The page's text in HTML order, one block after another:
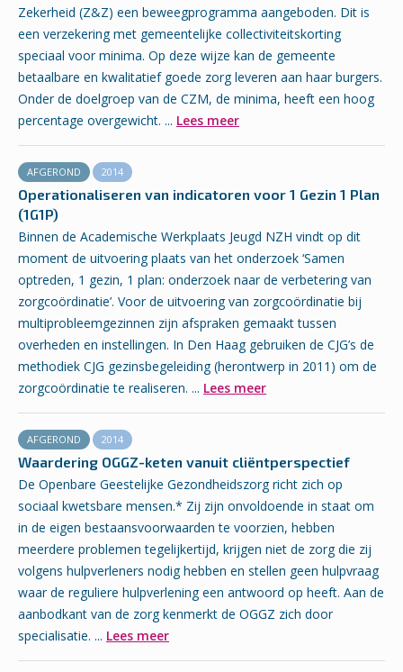
Zekerheid (Z&Z) een beweegprogramma aangeboden. Dit is
een verzekering met gemeentelijke collectiviteitskorting
speciaal voor minima. Op deze wijze kan de gemeente
betaalbare en kwalitatief goede zorg leveren aan haar burgers.
Onder de doelgroep van de CZM, de minima, heeft een hoog
percentage overgewicht. ... Lees meer
AFGEROND 2014
Operationaliseren van indicatoren voor 1 Gezin 1 Plan
(1G1P)
Binnen de Academische Werkplaats Jeugd NZH vindt op dit
moment de uitvoering plaats van het onderzoek ‘Samen
optreden, 1 gezin, 1 plan: onderzoek naar de verbetering van
zorgcoördinatie’. Voor de uitvoering van zorgcoördinatie bij
multiprobleemgezinnen zijn afspraken gemaakt tussen
overheden en instellingen. In Den Haag gebruiken de CJG’s de
methodiek CJG gezinsbegeleiding (herontwerp in 2011) om de
zorgcoördinatie te realiseren. ... Lees meer
AFGEROND 2014
Waardering OGGZ-keten vanuit cliëntperspectief
De Openbare Geestelijke Gezondheidszorg richt zich op
sociaal kwetsbare mensen.* Zij zijn onvoldoende in staat om
in de eigen bestaansvoorwaarden te voorzien, hebben
meerdere problemen tegelijkertijd, krijgen niet de zorg die zij
volgens hulpverleners nodig hebben en stellen geen hulpvraag
waar de reguliere hulpverlening een antwoord op heeft. Aan de
aanbodkant van de zorg kenmerkt de OGGZ zich door
specialisatie. ... Lees meer